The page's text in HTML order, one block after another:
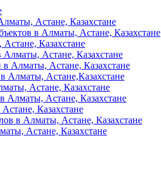
Астане, Казахстане
в Алматы, Астане, Казахстане
Казахстане
Астане, Казахстане
в Алматы, Астане, Казахстане
Алматы, Астане,Казахстане
Астане, Казахстане
Алматы, Астане, Казахстане
Казахстане
в Алматы, Астане, Казахстане
Астане, Казахстане